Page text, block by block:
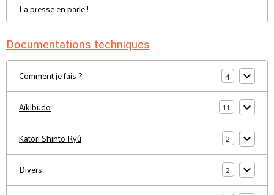
La presse en parle !
Documentations techniques
Comment je fais ? 4
Aïkibudo 11
Katori Shinto Ryû 2
Divers 2